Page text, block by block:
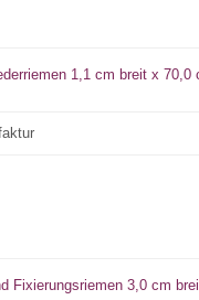
1,1 cm breit x
Fixierungsriemen 3,0 cm